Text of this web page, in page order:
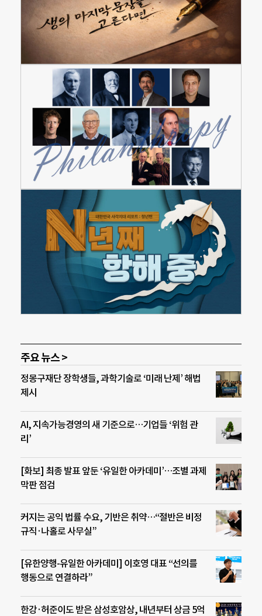
주요 뉴스 >
정몽구재단 장학생들, 과학기술로 ‘미래 난제’ 해법
제시
AI, 지속가능경영의 새 기준으로…기업들 ‘위험 관
리’
[화보] 최종 발표 앞둔 ‘유일한 아카데미’…조별 과제
막판 점검
커지는 공익 법률 수요, 기반은 취약…“절반은 비정
규직·나홀로 사무실”
[유한양행-유일한 아카데미] 이호영 대표 “선의를
행동으로 연결하라”
한강·허준이도 받은 삼성호암상, 내년부터 상금 5억